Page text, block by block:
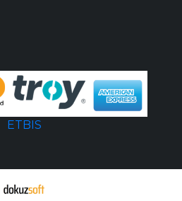
ETBIS